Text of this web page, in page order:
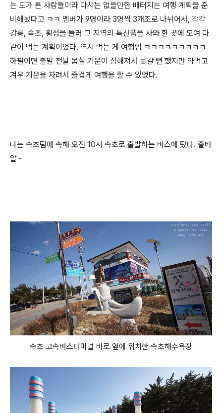
는 도가 튼 사람들이라 다시는 없을만한 배터지는 여행 계획을 준
비해놨다고 ㅋㅋ 멤버가 9명이라 3명씩 3개조로 나뉘어서, 각각
강릉, 속초, 횡성을 들러 그 지역의 특산품을 사와 한 곳에 모여 다
같이 먹는 계획이었다. 역시 먹는 게 여행임 ㅋㅋㅋㅋㅋㅋㅋㅋㅋ
하필이면 출발 전날 몸살 기운이 심해져서 못갈 뻔 했지만 약먹고
겨우 기운을 차려서 즐겁게 여행을 할 수 있었다.
나는 속초팀에 속해 오전 10시 속초로 출발하는 버스에 탔다. 출바
알~
속초 고속버스터미널 바로 옆에 위치한 속초해수욕장